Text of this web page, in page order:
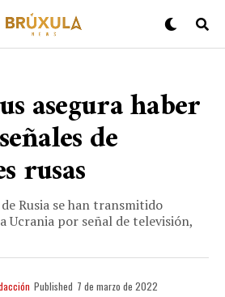
asegura haber
de
rusas
Rusia se han transmitido
Ucrania por señal de televisión,
Published 7 de marzo de 2022